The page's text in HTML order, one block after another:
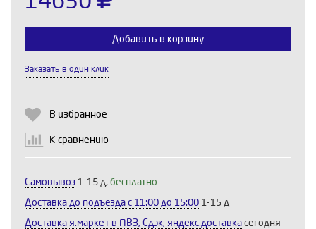
Добавить в корзину
Заказать в один клик
В избранное
К сравнению
Самовывоз 1-15 д, бесплатно
Доставка до подъезда c 11:00 до 15:00 1-15 д
Доставка я.маркет в ПВЗ, Сдэк, яндекс.доставка сегодня